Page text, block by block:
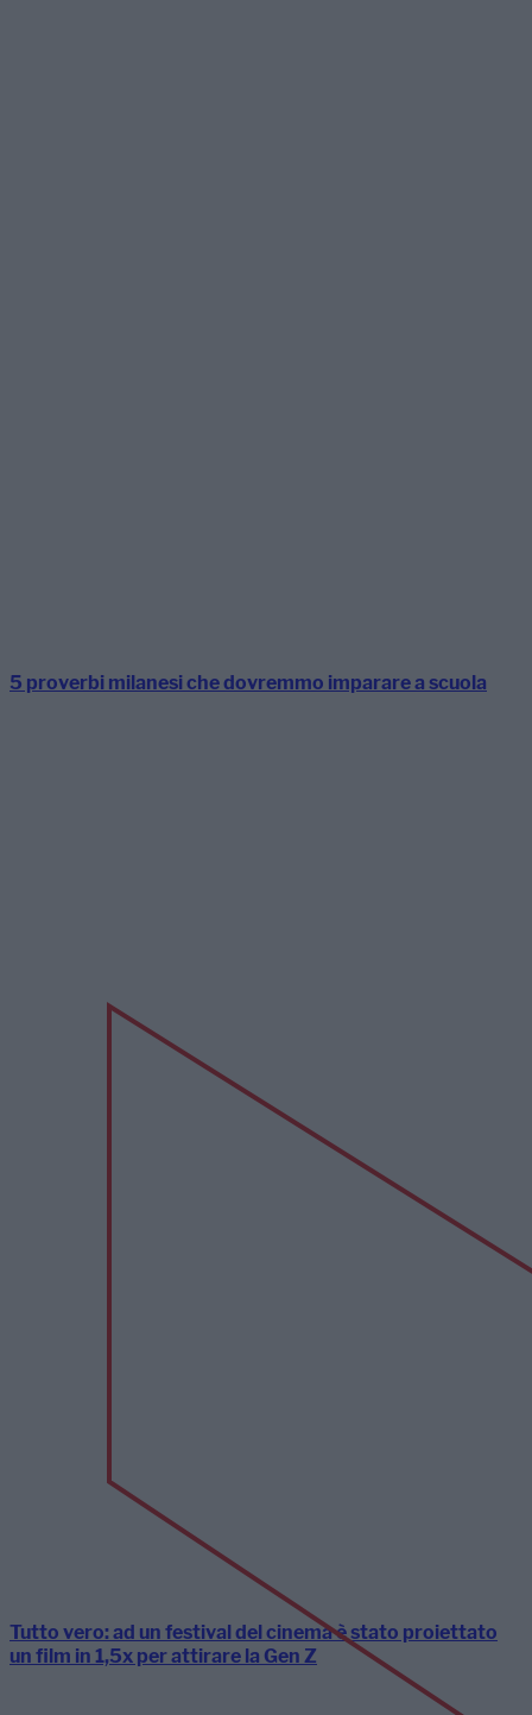
5 proverbi milanesi che dovremmo imparare a scuola
Tutto vero: ad un festival del cinema è stato proiettato
un film in 1,5x per attirare la Gen Z